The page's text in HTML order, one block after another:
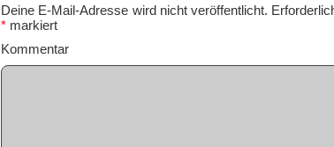
Deine E-Mail-Adresse wird nicht veröffentlicht.
* markiert